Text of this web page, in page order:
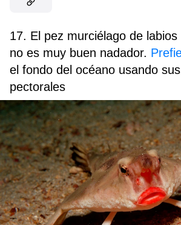
17. El pez murciélago de labios
no es muy buen nadador.
el fondo del océano usando
pectorales